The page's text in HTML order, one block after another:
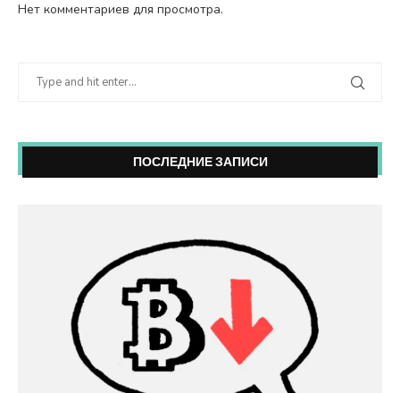
Нет комментариев для просмотра.
ПОСЛЕДНИЕ ЗАПИСИ